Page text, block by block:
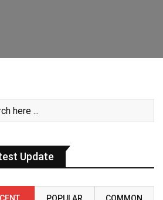
Update